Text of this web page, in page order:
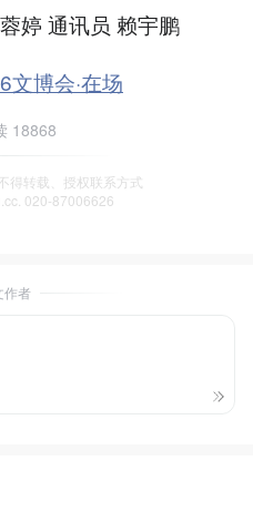
婷 通讯员 赖宇鹏
文博会·在场
18868
得转载、授权联系方式
020-87006626
作者